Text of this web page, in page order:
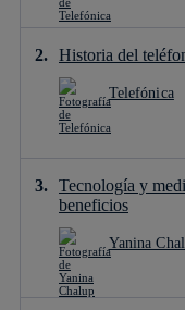
Historia del
Telefónica
Tecnología y
beneficios
Yanina